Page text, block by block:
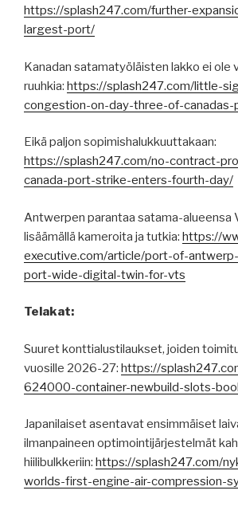
https://splash247.com/further-
largest-port/
Kanadan satamatyöläisten lakko ei ole
ruuhkia: https://splash247.com/little-
congestion-on-day-three-of-
Eikä paljon sopimishalukkuuttakaan:
https://splash247.com/no-contract-
canada-port-strike-enters-fourth-day/
Antwerpen parantaa satama-alueensa
lisäämällä kameroita ja tutkia: https://
executive.com/article/port-of-
port-wide-digital-twin-for-vts
Telakat:
Suuret konttialustilaukset, joiden
vuosille 2026-27: https://
624000-container-newbuild-slots-
Japanilaiset asentavat ensimmäiset
ilmanpaineen optimointijärjestelmät
hiilibulkkeriin: https://splash247.com/
worlds-first-engine-air-compression-